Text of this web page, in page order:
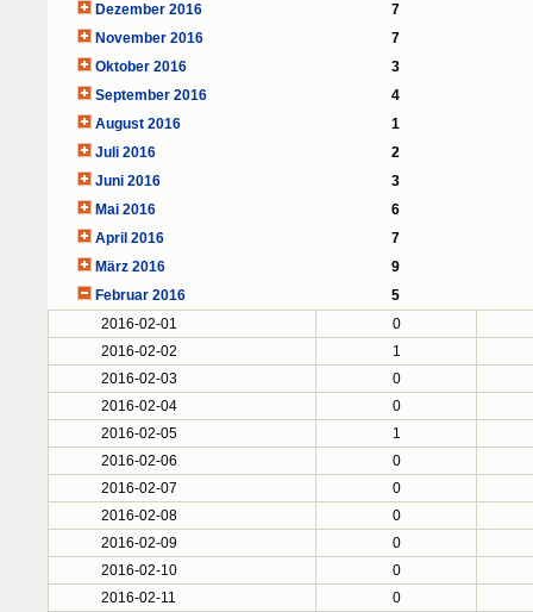
Dezember 2016
7
November 2016
7
Oktober 2016
3
September 2016
4
August 2016
1
Juli 2016
2
Juni 2016
3
Mai 2016
6
April 2016
7
März 2016
9
Februar 2016
5
2016-02-01
0
2016-02-02
1
2016-02-03
0
2016-02-04
0
2016-02-05
1
2016-02-06
0
2016-02-07
0
2016-02-08
0
2016-02-09
0
2016-02-10
0
2016-02-11
0